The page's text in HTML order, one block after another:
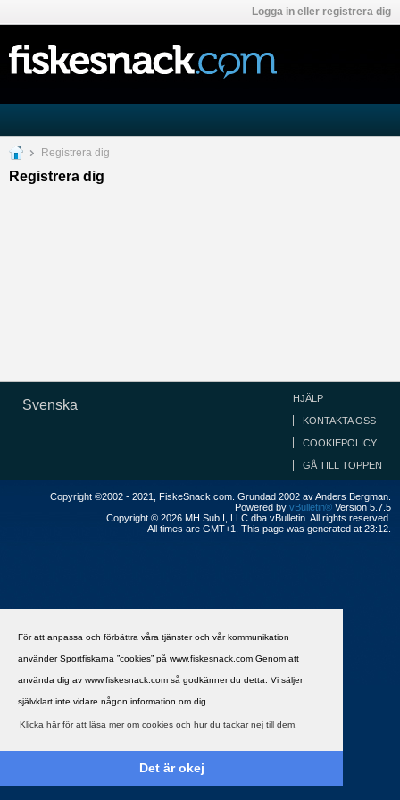
För att anpassa och förbättra våra tjänster och vår kommunikation
använder Sportfiskarna ”cookies” på www.fiskesnack.com.Genom att
använda dig av www.fiskesnack.com så godkänner du detta. Vi säljer
självklart inte vidare någon information om dig.
Klicka här för att läsa mer om cookies och hur du tackar nej till dem.
Det är okej
Logga in eller registrera dig
Registrera dig
Registrera dig
Svenska HJÄLP
KONTAKTA OSS
COOKIEPOLICY
GÅ TILL TOPPEN
Copyright ©2002 - 2021, FiskeSnack.com. Grundad 2002 av Anders Bergman.
Powered by vBulletin® Version 5.7.5
Copyright © 2026 MH Sub I, LLC dba vBulletin. All rights reserved.
All times are GMT+1. This page was generated at 23:12.